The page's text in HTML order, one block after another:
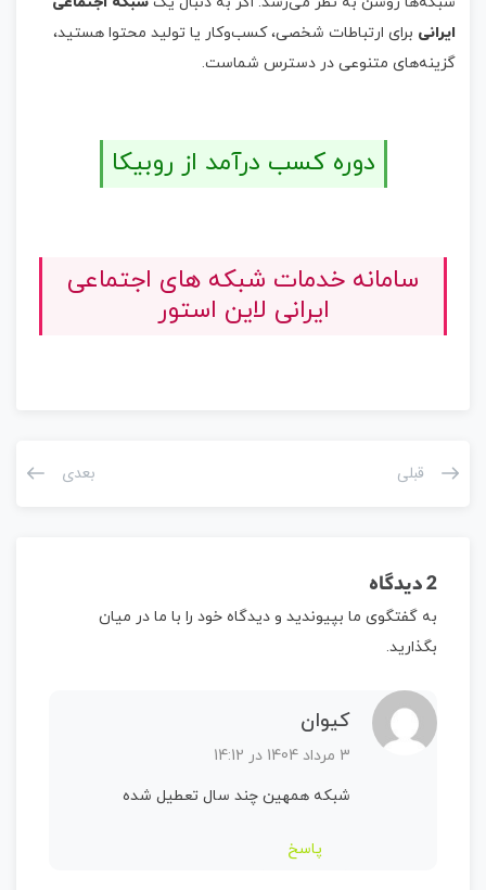
ایرانی برای ارتباطات شخصی، کسب‌وکار یا تولید محتوا هستید،
گزینه‌های متنوعی در دسترس شماست.
دوره کسب درآمد از روبیکا
سامانه خدمات شبکه های اجتماعی
ایرانی لاین استور
قبلی بعدی
2 دیدگاه
به گفتگوی ما بپیوندید و دیدگاه خود را با ما در میان
بگذارید.
کیوان
3 مرداد 1404 در 14:12
شبکه همهین چند سال تعطیل شده
پاسخ